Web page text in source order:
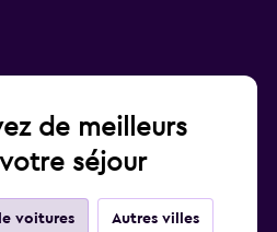
de meilleurs
séjour
voitures Autres villes